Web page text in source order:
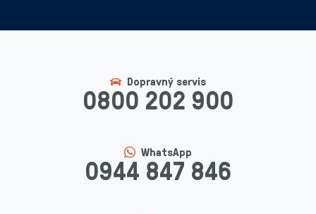
Dopravný servis
0800 202 900
WhatsApp
0944 847 846